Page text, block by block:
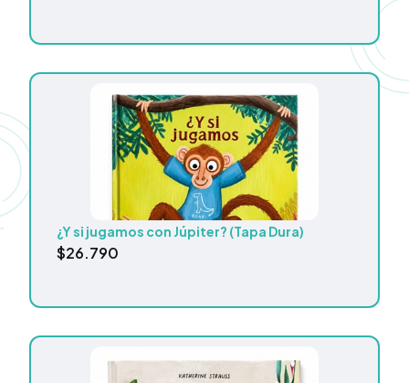
¿Y si jugamos con Júpiter? (Tapa Dura)
$26.790